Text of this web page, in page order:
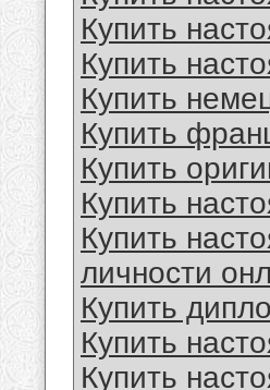
Купить
Купить
Купить
Купить
Купить
Купить
Купить
личности
Купить
Купить
Купить